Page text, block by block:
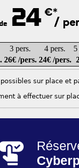
24€*
/
3 pers. 4 pers.
26€ /pers. 24€ /pers.
sur place et
à effectuer sur